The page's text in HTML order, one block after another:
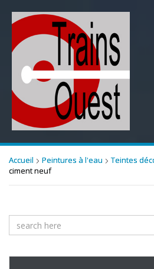
Accueil Peintures à l'eau Teintes
ciment neuf